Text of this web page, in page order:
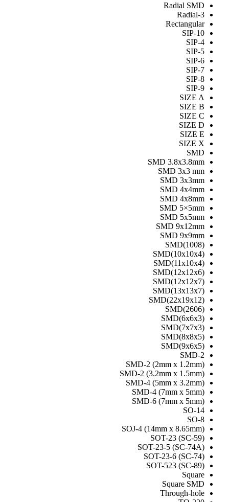
Radial
SMD
SMD 3x3
SMD
SMD
SMD
SMD
SMD
SMD
SMD
SMD-2 (2mm x
SMD-2 (3.2mm x
SMD-4 (5mm x
SMD-4 (7mm x
SMD-6 (7mm x
SOJ-4 (14mm x
SOT-23 (SC-
SOT-23-5 (SC-
SOT-23-6 (SC-
SOT-523 (SC-
Square
Through-